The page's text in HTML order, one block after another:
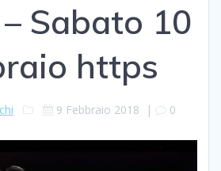
Sabato 10
https
9 Febbraio 2018 | 0